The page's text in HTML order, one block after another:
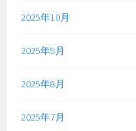
2025年10月
2025年9月
2025年8月
2025年7月